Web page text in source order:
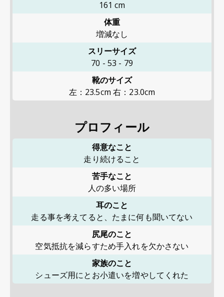
161 cm
体重
増減なし
スリーサイズ
70 - 53 - 79
靴のサイズ
左：23.5cm 右：23.0cm
プロフィール
得意なこと
走り続けること
苦手なこと
人の多い場所
耳のこと
走る事を考えてると、たまに何も聞いてない
尻尾のこと
空気抵抗を減らすため手入れを欠かさない
家族のこと
シューズ用にとお小遣いを増やしてくれた